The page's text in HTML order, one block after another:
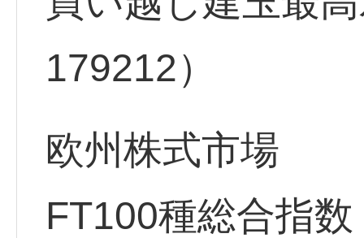
179212）
欧州株式市場
FT100種総合指